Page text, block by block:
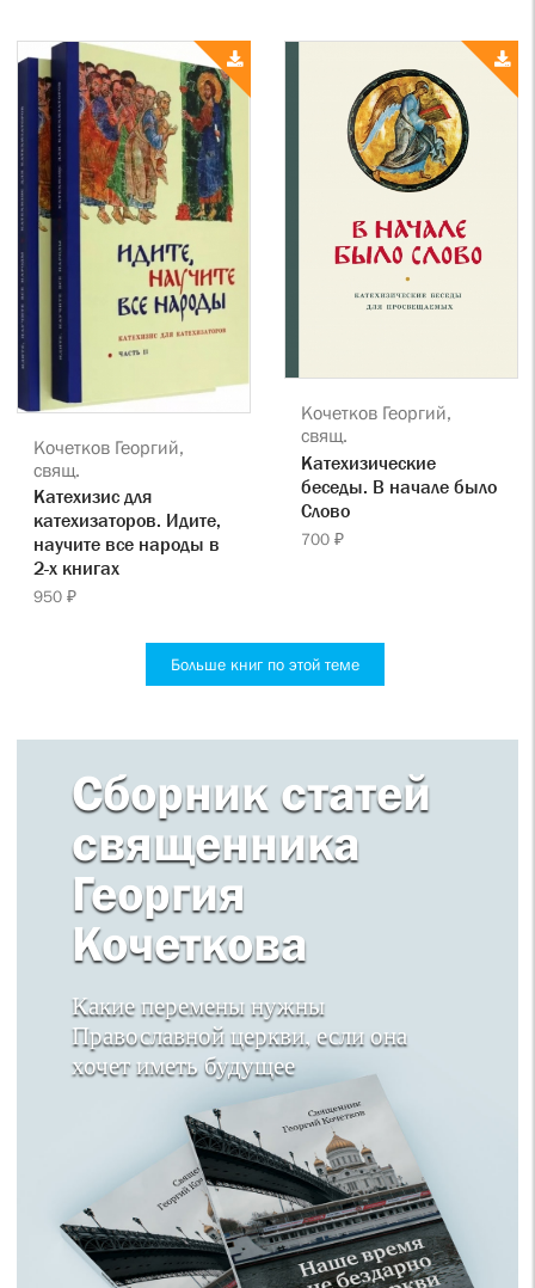
Кочетков Георгий,
свящ.
Катехизис для
катехизаторов. Идите,
научите все народы в
2-х книгах
950 ₽
Кочетков Георгий,
свящ.
Катехизические
беседы. В начале было
Слово
700 ₽
Больше книг по этой теме
Сборник статей
священника
Георгия
Кочеткова
Какие перемены нужны
Православной церкви, если она
хочет иметь будущее